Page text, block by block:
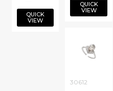
QUICK
VIEW
QUICK
VIEW
30612